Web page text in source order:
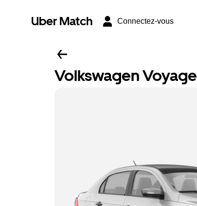
Uber Match Connectez-vous
Volkswagen Voyage